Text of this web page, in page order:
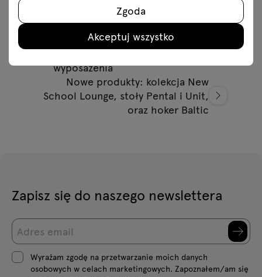
wspierający rozwój Twojej firmy.
Nowości produktowe: nowe
wymiary Gobo, Coda bez
wyposażenia
Nowe produkty: kolekcja New
School Lounge, stoły Pental i Unit,
oraz hoker Baltic
Zapisz się do naszego newslettera
Wyrażam zgodę na przetwarzanie moich danych
osobowych w celach marketingowych. Zapoznałem/am się
Zgoda
Akceptuj wszystko